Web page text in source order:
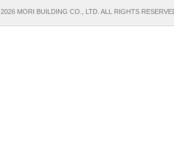
2026 MORI BUILDING CO., LTD. ALL RIGHTS